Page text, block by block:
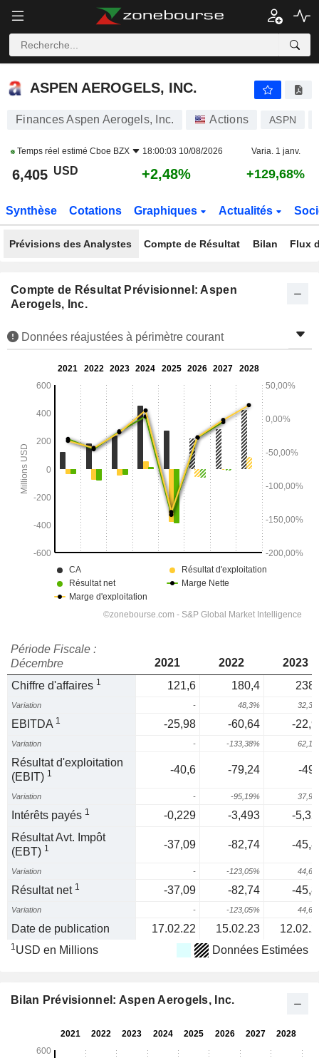
ASPEN AEROGELS, INC.
ASPEN AEROGELS, INC.
Finances Aspen Aerogels, Inc. Actions ASPN
Temps réel estimé Cboe BZX 18:00:03 10/08/2026 Varia. 1 janv.
6,405 USD +2,48% +129,68%
Synthèse Cotations Graphiques Actualités
Prévisions des Analystes Compte de Résultat Bilan Flux
Compte de Résultat Prévisionnel: Aspen
Aerogels, Inc.
Données réajustées à périmètre courant
Période Fiscale :
Décembre
2021 2022
2023
Chiffre d'affaires 1 121,6 180,4
Variation - 48,3%
EBITDA 1 -25,98 -60,64 -
Variation - -133,38%
Résultat d'exploitation
(EBIT) 1 -40,6 -79,24 -
Variation - -95,19%
Intérêts payés 1 -0,229 -3,493
-
Résultat Avt. Impôt
(EBT) 1 -37,09 -82,74 -
Variation - -123,05%
Résultat net 1 -37,09 -82,74 -
Variation - -123,05%
Date de publication 17.02.22 15.02.23
1USD en Millions Données Estimées
Bilan Prévisionnel: Aspen Aerogels, Inc.